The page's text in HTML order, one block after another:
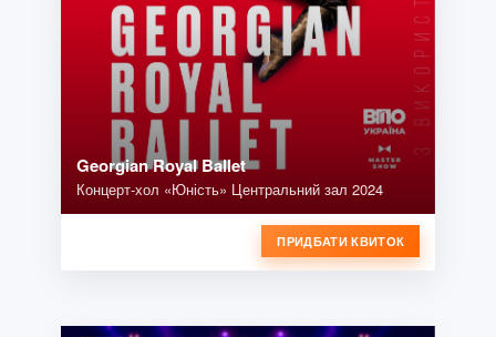
Georgian Royal Ballet
Концерт-хол «Юність» Центральний зал 2024
ПРИДБАТИ КВИТОК